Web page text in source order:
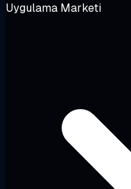
Uygulama Marketi